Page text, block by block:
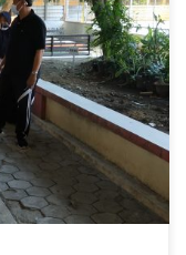
Kota Tegal terkait
(PTM) SMP Negeri 4